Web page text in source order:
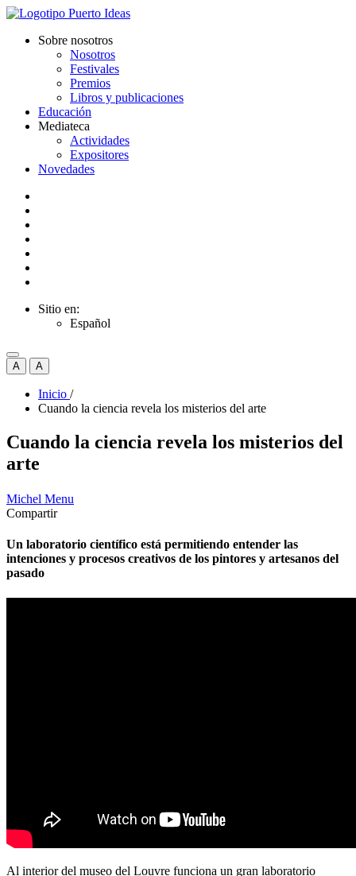
Sobre nosotros
Nosotros
Festivales
Premios
Libros y publicaciones
Educación
Mediateca
Actividades
Expositores
Novedades
Sitio en:
Español
A A
Inicio /
Cuando la ciencia revela los misterios del arte
Cuando la ciencia revela los misterios del
arte
Michel Menu
Compartir
Un laboratorio científico está permitiendo entender las
intenciones y procesos creativos de los pintores y artesanos del
pasado
Al interior del museo del Louvre funciona un gran laboratorio